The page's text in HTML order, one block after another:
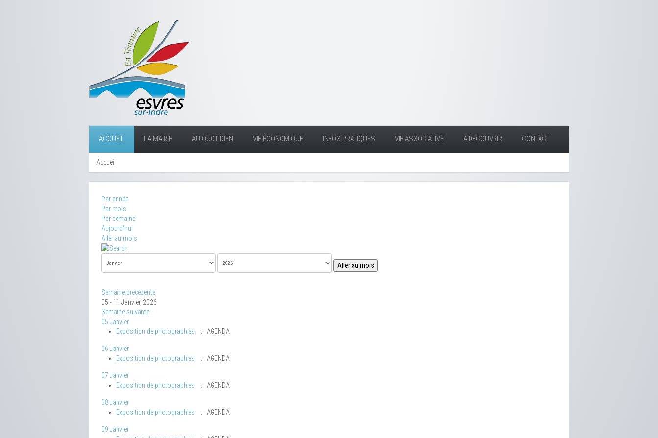
ACCUEIL LA MAIRIE AU QUOTIDIEN VIE ÉCONOMIQUE INFOS PRATIQUES VIE ASSOCIATIVE A DÉCOUVRIR CONTACT
Accueil
Par année
Par mois
Par semaine
Aujourd'hui
Aller au mois
Aller au mois
Semaine précédente
05 - 11 Janvier, 2026
Semaine suivante
05 Janvier
Exposition de photographies
:: AGENDA
06 Janvier
Exposition de photographies
:: AGENDA
07 Janvier
Exposition de photographies
:: AGENDA
08 Janvier
Exposition de photographies
:: AGENDA
09 Janvier